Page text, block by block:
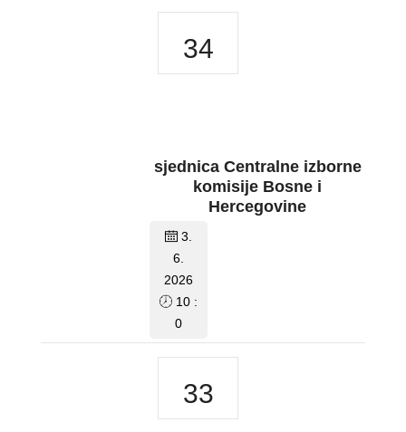
34
sjednica Centralne izborne
komisije Bosne i
Hercegovine
3.
6.
2026
10 :
0
33